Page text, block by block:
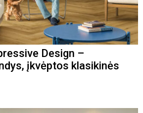
Design –
įkvėptos klasikinės